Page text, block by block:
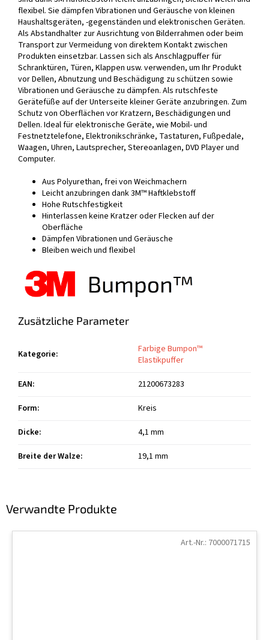
Verwandte Produkte
Art.-Nr.: 7000071715
flexibel. Sie dämpfen Vibrationen und Geräusche von kleinen
Haushaltsgeräten, -gegenständen und elektronischen Geräten.
Als Abstandhalter zur Ausrichtung von Bilderrahmen oder beim
Transport zur Vermeidung von direktem Kontakt zwischen
Produkten einsetzbar. Lassen sich als Anschlagpuffer für
Schranktüren, Türen, Klappen usw. verwenden, um Ihr Produkt
vor Dellen, Abnutzung und Beschädigung zu schützen sowie
Vibrationen und Geräusche zu dämpfen. Als rutschfeste
Gerätefüße auf der Unterseite kleiner Geräte anzubringen. Zum
Schutz von Oberflächen vor Kratzern, Beschädigungen und
Dellen. Ideal für elektronische Geräte, wie Mobil- und
Festnetztelefone, Elektronikschränke, Tastaturen, Fußpedale,
Waagen, Uhren, Lautsprecher, Stereoanlagen, DVD Player und
Computer.
Aus Polyurethan, frei von Weichmachern
Leicht anzubringen dank 3M™ Haftklebstoff
Hohe Rutschfestigkeit
Hinterlassen keine Kratzer oder Flecken auf der
Oberfläche
Dämpfen Vibrationen und Geräusche
Bleiben weich und flexibel
Zusätzliche Parameter
Kategorie:
Farbige Bumpon™
Elastikpuffer
EAN:
21200673283
Form:
Kreis
Dicke:
4,1 mm
Breite der Walze: 19,1 mm